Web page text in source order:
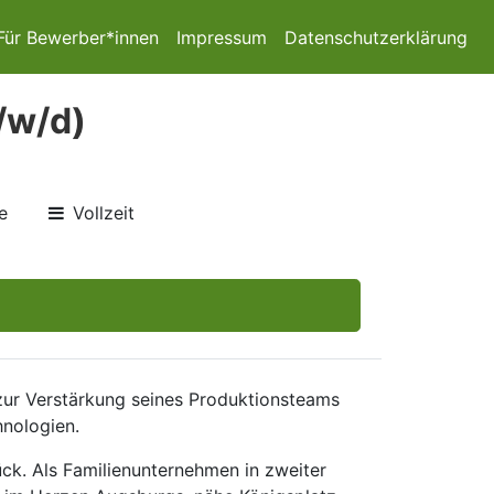
Bewerber*innen Impressum Datenschutzerklärung
d)
Vollzeit
Verstärkung seines Produktionsteams
Als Familienunternehmen in zweiter